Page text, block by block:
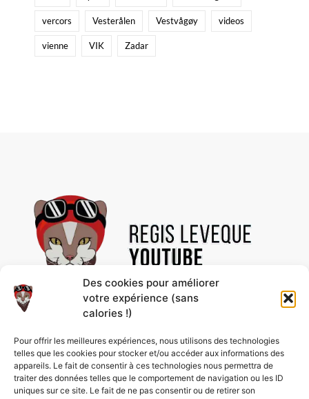
Des cookies pour améliorer
votre expérience (sans
calories !)
Pour offrir les meilleures expériences, nous utilisons des technologies
telles que les cookies pour stocker et/ou accéder aux informations des
appareils. Le fait de consentir à ces technologies nous permettra de
traiter des données telles que le comportement de navigation ou les ID
uniques sur ce site. Le fait de ne pas consentir ou de retirer son
vercors Vesterålen Vestvågøy videos
vienne VIK Zadar
passionnants, rien que pour toi ! Abonne-toi à la
chaîne pour ne rien rater et profiter de nos
nouveautés en avant-première.